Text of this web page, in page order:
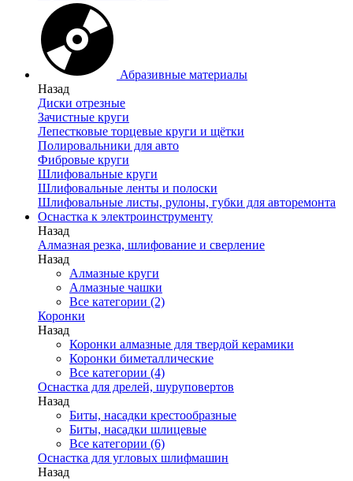
Абразивные материалы
Назад
Диски отрезные
Зачистные круги
Лепестковые торцевые круги и щётки
Полировальники для авто
Фибровые круги
Шлифовальные круги
Шлифовальные ленты и полоски
Шлифовальные листы, рулоны, губки для авторемонта
Оснастка к электроинструменту
Назад
Алмазная резка, шлифование и сверление
Назад
Алмазные круги
Алмазные чашки
Все категории (2)
Коронки
Назад
Коронки алмазные для твердой керамики
Коронки биметаллические
Все категории (4)
Оснастка для дрелей, шуруповертов
Назад
Биты, насадки крестообразные
Биты, насадки шлицевые
Все категории (6)
Оснастка для угловых шлифмашин
Назад